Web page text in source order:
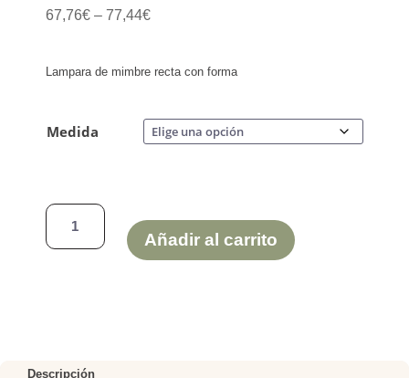
67,76€ – 77,44€
Lampara de mimbre recta con forma
Medida
LAMPARA
MIMBRE
Añadir al carrito
Descripción